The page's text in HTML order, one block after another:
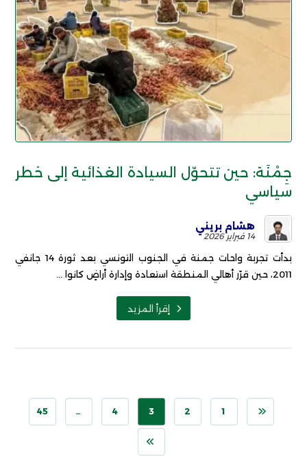
جِمْنَة: حين تتحوّل السيادة الغذائية إلى خطر
سياسي
هشام بريني
14 فبراير 2026
بدأت تجربة واحات جمنة في الجنوب التونسي بعد ثورة 14 جانفي
2011، حين قرّر أهالي المنطقة استعادة وإدارة أراضٍ كانوا ...
إقرأ المزيد
1
2
3
4
…
45